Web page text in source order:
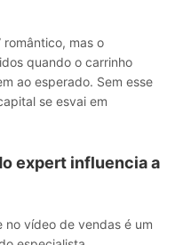
romântico, mas o
quando o carrinho
ao esperado. Sem esse
se esvai em
expert influencia a
vídeo de vendas é um